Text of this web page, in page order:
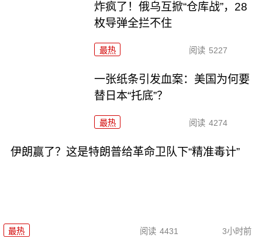
炸疯了！俄乌互掀“仓库战”，28
枚导弹全拦不住
最热 阅读 5227
一张纸条引发血案：美国为何要
替日本“托底”？
最热 阅读 4274
伊朗赢了？这是特朗普给革命卫队下“精准毒计”
最热 阅读 4431 3小时前